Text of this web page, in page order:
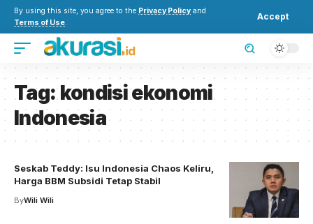
By using this site, you agree to the Privacy Policy and
Terms of Use.
Accept
Tag:kondisi ekonomi
Indonesia
Seskab Teddy: Isu Indonesia Chaos Keliru,
Harga BBM Subsidi Tetap Stabil
ByWili Wili